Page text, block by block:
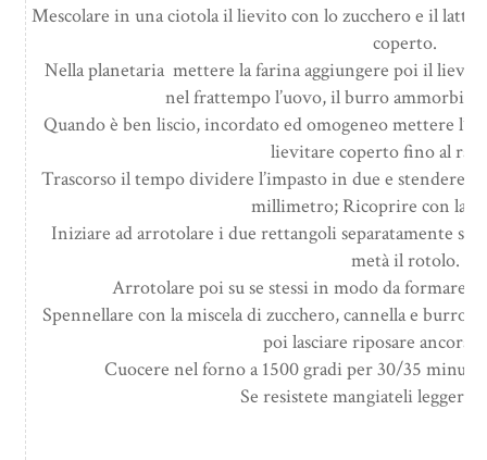
Mescolare in una ciotola il lievito con lo zucchero e il latte
coperto.
Nella planetaria mettere la farina aggiungere poi il
nel frattempo l’uovo, il burro
Quando è ben liscio, incordato ed omogeneo mettere
lievitare coperto fino al
Trascorso il tempo dividere l’impasto in due e stendere
millimetro; Ricoprire con la
Iniziare ad arrotolare i due rettangoli separatamente su
metà il rotolo.
Arrotolare poi su se stessi in modo da formare
Spennellare con la miscela di zucchero, cannella e burro
poi lasciare riposare ancora
Cuocere nel forno a 1500 gradi per 30/35 minuti
Se resistete mangiateli